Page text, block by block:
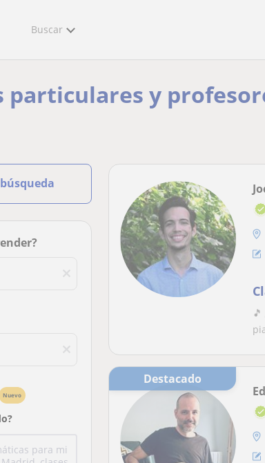
Buscar
particulares y
Nuevo
Destacado